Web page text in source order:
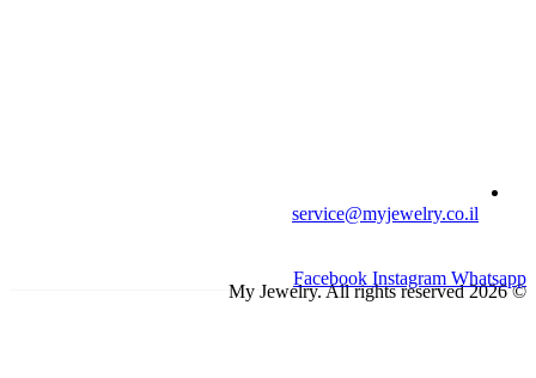
service@myjewelry.co.il
Facebook Instagram Whatsapp
© 2026 My Jewelry. All rights reserved